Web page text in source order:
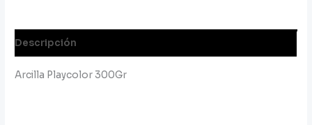
Descripción
Arcilla Playcolor 300Gr